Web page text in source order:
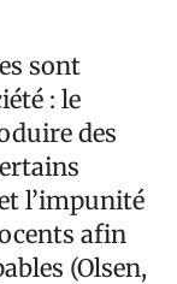
sont
: le
des
l’impunité
afin
(Olsen,